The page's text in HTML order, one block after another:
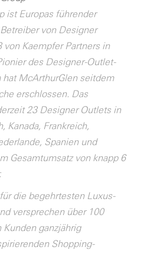
ist Europas führender
von Designer
Kaempfer Partners in
des Designer-Outlet-
hat McArthurGlen seitdem
erschlossen. Das
23 Designer Outlets in
Kanada, Frankreich,
Spanien und
Gesamtumsatz von knapp 6
die begehrtesten Luxus-
versprechen über 100
ganzjährig
Shopping-